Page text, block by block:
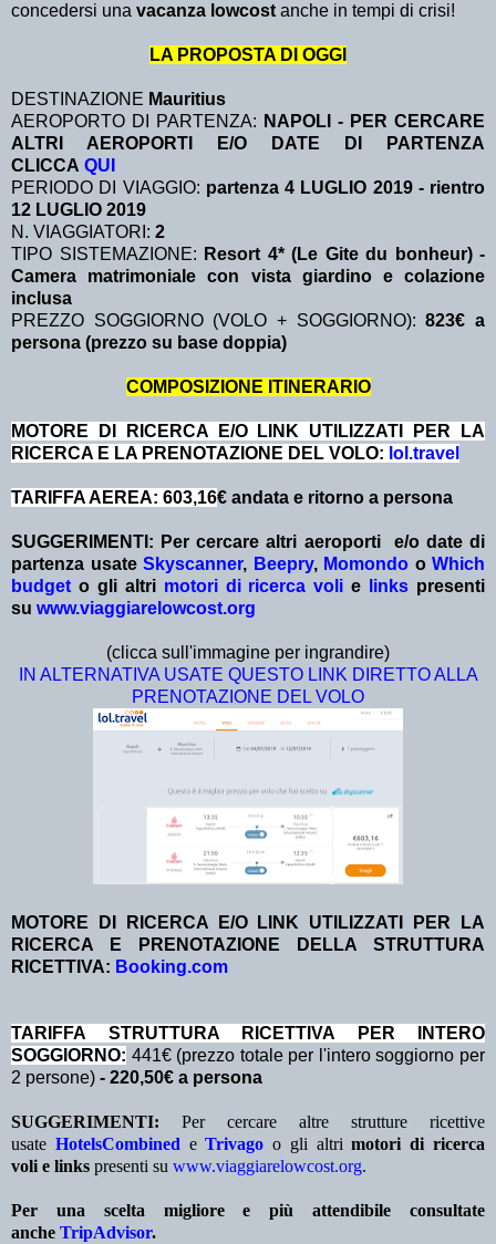
concedersi una vacanza lowcost anche in tempi di crisi!
LA PROPOSTA DI OGGI
DESTINAZIONE Mauritius
AEROPORTO DI PARTENZA: NAPOLI - PER CERCARE
ALTRI AEROPORTI E/O DATE DI PARTENZA
CLICCA QUI
PERIODO DI VIAGGIO: partenza 4 LUGLIO 2019 - rientro
12 LUGLIO 2019
N. VIAGGIATORI: 2
TIPO SISTEMAZIONE: Resort 4* (Le Gite du bonheur) -
Camera matrimoniale con vista giardino e colazione
inclusa
PREZZO SOGGIORNO (VOLO + SOGGIORNO):823€ a
persona (prezzo su base doppia)
COMPOSIZIONE ITINERARIO
MOTORE DI RICERCA E/O LINK UTILIZZATI PER LA
RICERCA E LA PRENOTAZIONE DEL VOLO: lol.travel
TARIFFA AEREA: 603,16€ andata e ritorno a persona
SUGGERIMENTI: Per cercare altri aeroporti e/o date di
partenza usate Skyscanner, Beepry, Momondo o Which
budget o gli altri motori di ricerca voli e links presenti
su www.viaggiarelowcost.org
(clicca sull'immagine per ingrandire)
IN ALTERNATIVA USATE QUESTO LINK DIRETTO ALLA
PRENOTAZIONE DEL VOLO
MOTORE DI RICERCA E/O LINK UTILIZZATI PER LA
RICERCA E PRENOTAZIONE DELLA STRUTTURA
RICETTIVA: Booking.com
TA RIFFA STRUTTURA RICETTIVA PER INTERO
SOGGIORNO: 441€ (prezzo totale per l'intero soggiorno per
2 persone) - 220,50€ a persona
SUGGERIMENTI: Per cercare altre strutture ricettive
usate HotelsCombined eTrivago o gli altrimotori di ricerca
voli e links presenti su www.viaggiarelowcost.org.
Per una scelta migliore e più attendibile consultate
anche TripAdvisor.